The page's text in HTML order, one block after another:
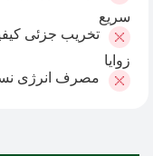
سریع
تخریب جزئی
زوایا
مصرف انرژی